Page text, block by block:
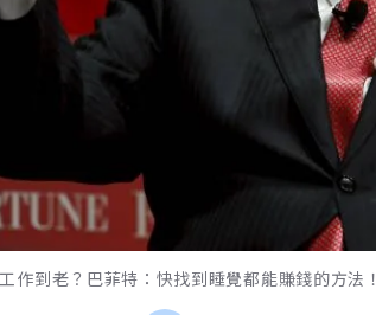
作到老？巴菲特：快找到睡覺都能賺錢的方法